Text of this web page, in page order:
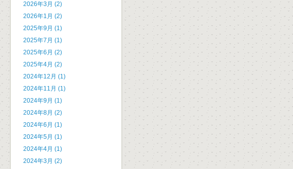
2026年3月 (2)
2026年1月 (2)
2025年9月 (1)
2025年7月 (1)
2025年6月 (2)
2025年4月 (2)
2024年12月 (1)
2024年11月 (1)
2024年9月 (1)
2024年8月 (2)
2024年6月 (1)
2024年5月 (1)
2024年4月 (1)
2024年3月 (2)